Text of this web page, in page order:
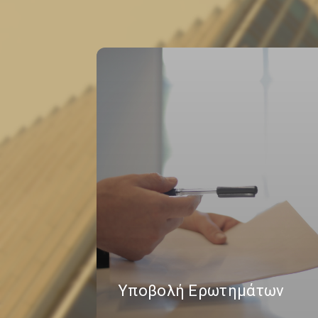
Υποβολή Ερωτημάτων